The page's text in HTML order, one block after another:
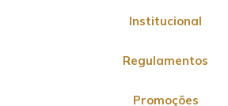
Institucional
Regulamentos
Promoções